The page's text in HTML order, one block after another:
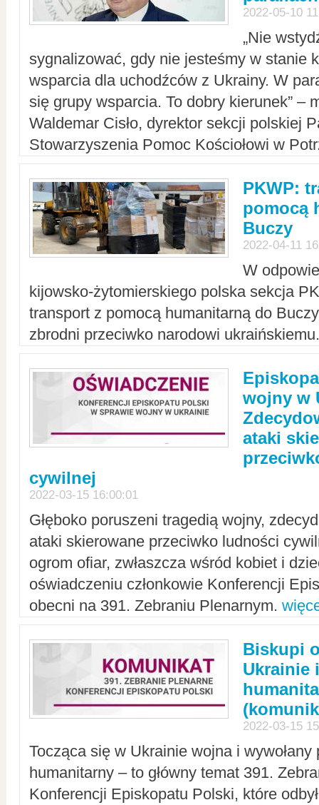
2022-05-10
„Nie
sygnalizować, gdy nie jesteśmy w stanie
wsparcia dla uchodźców z Ukrainy. W
się grupy wsparcia. To dobry kierunek” –
Waldemar Cisło, dyrektor sekcji polskiej
Stowarzyszenia Pomoc Kościołowi w
PKWP:
pomocą
Buczy
2022-04-11
W
kijowsko-żytomierskiego polska sekcja
transport z pomocą humanitarną do
zbrodni przeciwko narodowi
wojny w
ataki
cywilnej
2022-03-15 16:00:01
Głęboko poruszeni tragedią wojny,
ataki skierowane przeciwko ludności
ogrom ofiar, zwłaszcza wśród kobiet i
oświadczeniu członkowie Konferencji
obecni na 391. Zebraniu Plenarnym.
Biskupi
Ukrainie
2022-03-15
Tocząca się w Ukrainie wojna i
humanitarny – to główny temat 391.
Konferencji Episkopatu Polski, które